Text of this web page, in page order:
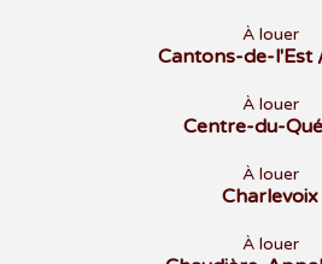
À louer
Cantons-de-l'Est
À louer
Centre-du-
À louer
Charlevoix
À louer